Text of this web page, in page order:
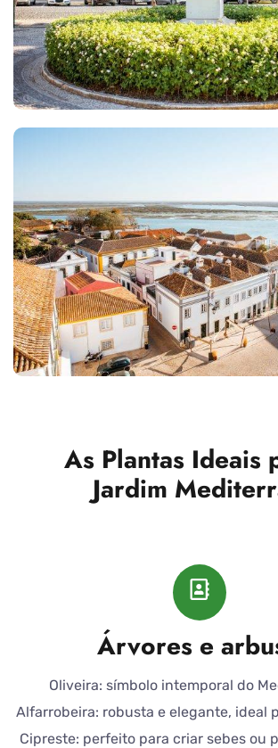
As Plantas Ideais
Jardim
Árvores e
Oliveira: símbolo intemporal do
Alfarrobeira: robusta e elegante, ideal
Cipreste: perfeito para criar sebes ou